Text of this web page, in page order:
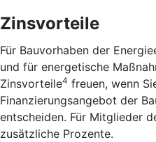
Zinsvorteile
Für Bauvorhaben der
und für energetische
Zinsvorteile4 freuen, wenn
Finanzierungsangebot der
entscheiden. Für Mitglieder
zusätzliche Prozente.